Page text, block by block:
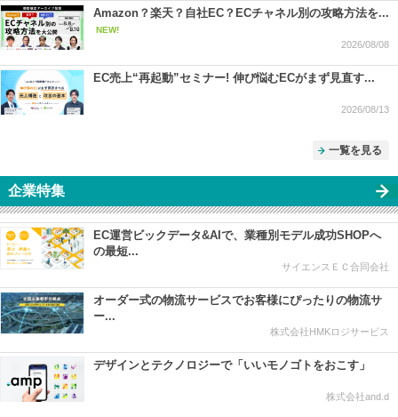
Amazon？楽天？自社EC？ECチャネル別の攻略方法を...
NEW!
2026/08/08
EC売上“再起動”セミナー! 伸び悩むECがまず見直す...
2026/08/13
一覧を見る
企業特集
EC運営ビックデータ&AIで、業種別モデル成功SHOPへ
の最短...
サイエンスＥＣ合同会社
オーダー式の物流サービスでお客様にぴったりの物流サ
ー...
株式会社HMKロジサービス
デザインとテクノロジーで「いいモノゴトをおこす」
株式会社and.d